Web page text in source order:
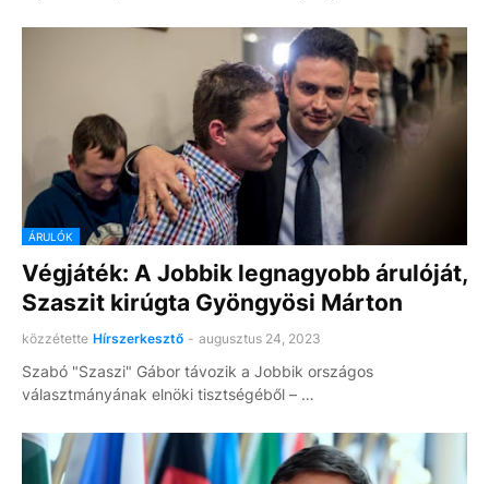
ÁRULÓK
Végjáték: A Jobbik legnagyobb árulóját,
Szaszit kirúgta Gyöngyösi Márton
közzétette Hírszerkesztő - augusztus 24, 2023
Szabó "Szaszi" Gábor távozik a Jobbik országos
választmányának elnöki tisztségéből – …